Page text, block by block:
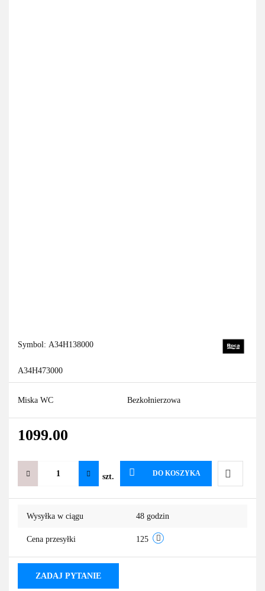
Symbol: A34H138000
A34H473000
Miska WC Bezkołnierzowa
1099.00
szt. DO KOSZYKA
Do
Wysyłka w ciągu 48 godzin
Cena przesyłki 125
ZADAJ PYTANIE